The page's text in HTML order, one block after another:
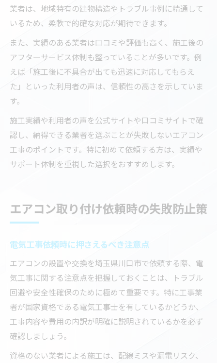
業者は、地域特有の建物構造やトラブル事例に精通して
いるため、柔軟で的確な対応が期待できます。
また、実績のある業者は口コミや評価も高く、施工後の
アフターサービス体制も整っていることが多いです。例
えば「施工後に不具合が出ても迅速に対応してもらえ
た」といった利用者の声は、信頼性の高さを示していま
す。
施工実績や利用者の声を公式サイトや口コミサイトで確
認し、納得できる業者を選ぶことが失敗しないエアコン
工事のポイントです。特に初めて依頼する方は、実績や
サポート体制を重視した選択をおすすめします。
エアコン取り付け依頼時の失敗防止策
電気工事依頼時に押さえるべき注意点
エアコンの設置や交換を埼玉県川口市で依頼する際、電
気工事に関する注意点を把握しておくことは、トラブル
回避や安全性確保のために極めて重要です。特に工事業
者が国家資格である電気工事士を有しているかどうか、
工事内容や費用の内訳が明確に説明されているかを必ず
確認しましょう。
資格のない業者による施工は、配線ミスや漏電リスク、